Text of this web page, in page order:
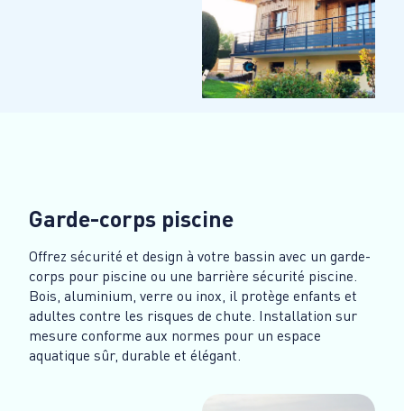
Garde-corps piscine
Offrez sécurité et design à votre bassin avec un garde-
corps pour piscine ou une barrière sécurité piscine.
Bois, aluminium, verre ou inox, il protège enfants et
adultes contre les risques de chute. Installation sur
mesure conforme aux normes pour un espace
aquatique sûr, durable et élégant.